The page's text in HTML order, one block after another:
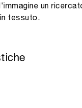
un
tessuto.